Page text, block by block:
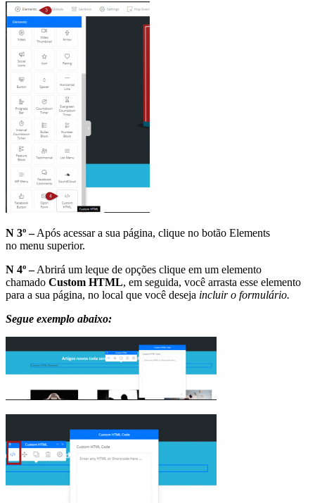
N 3º –Após acessar a sua página, clique no botão Elements
no menu superior.
N 4º –Abrirá um leque de opções clique em um elemento
chamado Custom HTML, em seguida, você arrasta esse elemento
para a sua página, no local que você deseja incluir o formulário.
Segue exemplo abaixo: